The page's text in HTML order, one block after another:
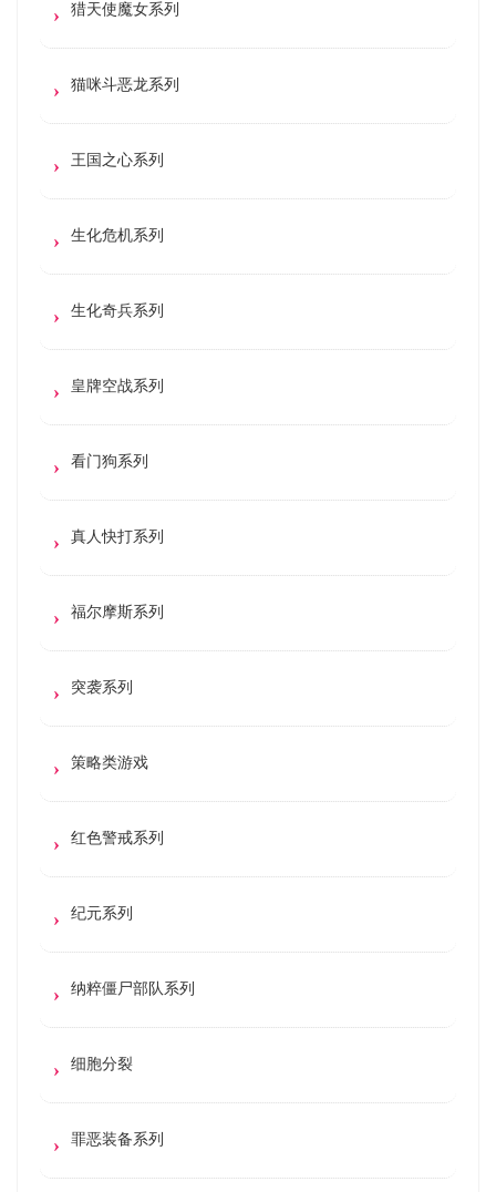
猎天使魔女系列
猫咪斗恶龙系列
王国之心系列
生化危机系列
生化奇兵系列
皇牌空战系列
看门狗系列
真人快打系列
福尔摩斯系列
突袭系列
策略类游戏
红色警戒系列
纪元系列
纳粹僵尸部队系列
细胞分裂
罪恶装备系列